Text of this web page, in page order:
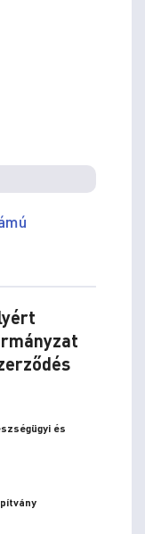
és